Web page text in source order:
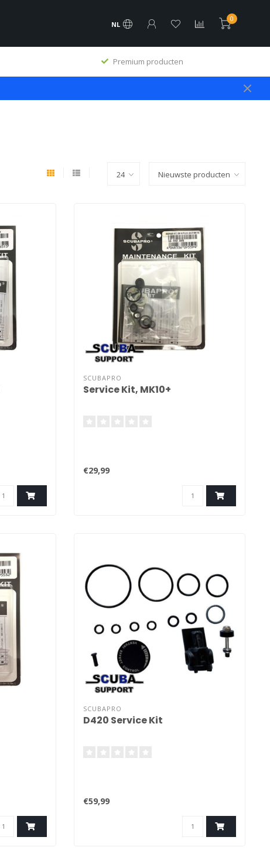
NL
0
Premium producten
SCUBAPRO
Service Kit, MK10+
€29,99
SCUBAPRO
D420 Service Kit
€59,99